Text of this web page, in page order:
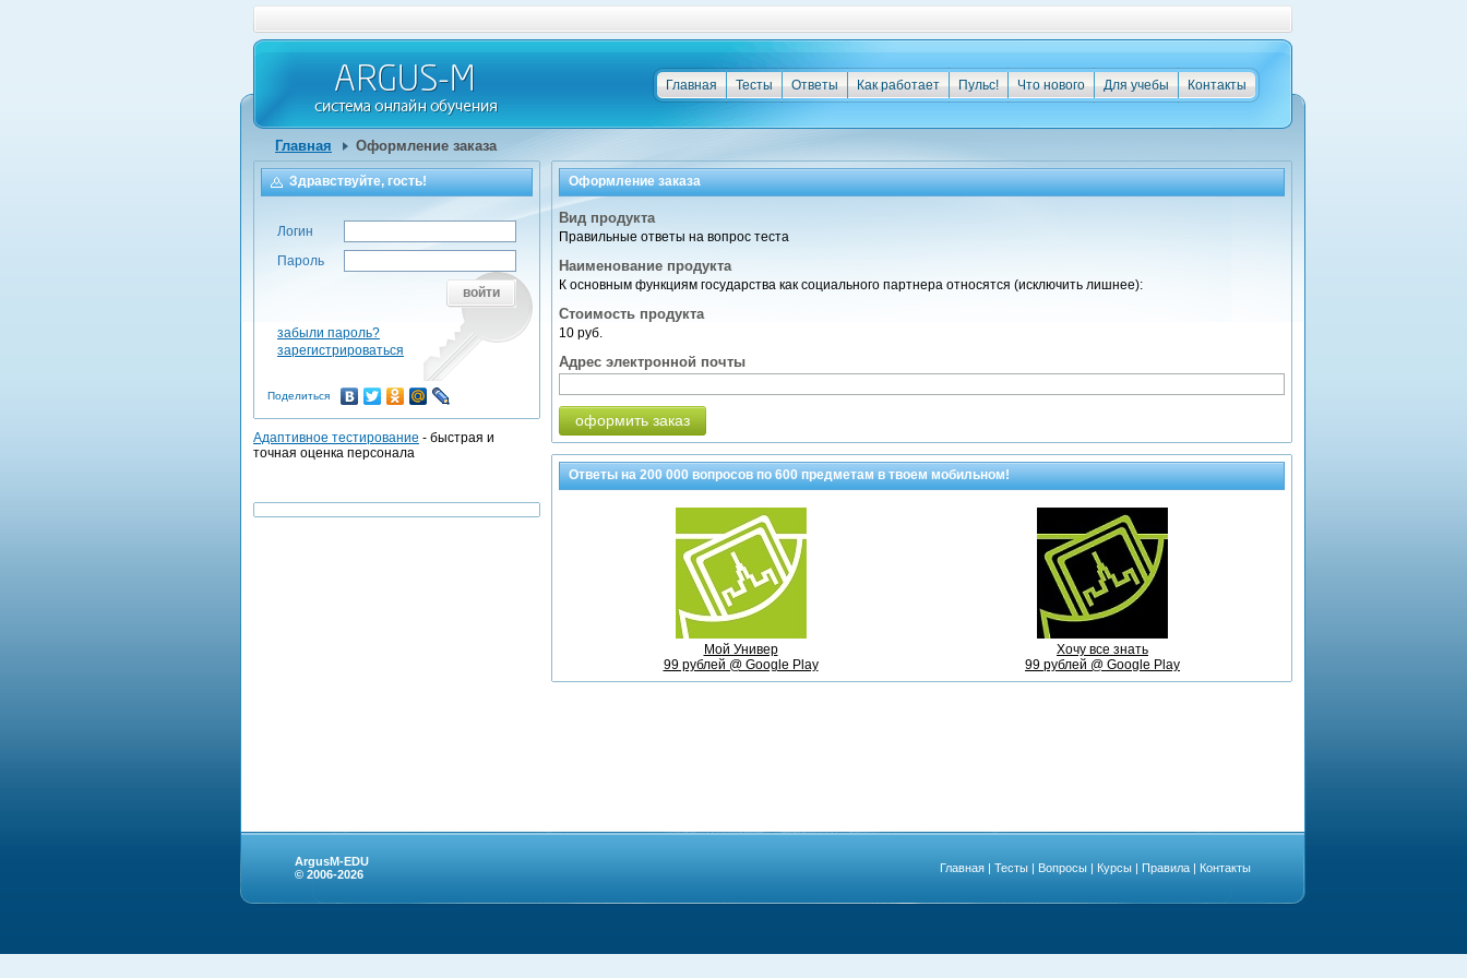
Контакты
Для учебы
Что нового
Пульс!
Как работает
Ответы
Тесты
Главная
Главная Оформление заказа
Оформление заказа
Вид продукта
Правильные ответы на вопрос теста
Наименование продукта
К основным функциям государства как социального партнера относятся (исключить лишнее):
Стоимость продукта
10 руб.
Адрес электронной почты
оформить заказ
Ответы на200 000вопросов по600 предметамв твоем мобильном!
Мой Универ
99 рублей @ Google Play
Хочу все знать
99 рублей @ Google Play
Здравствуйте, гость!
Логин
Пароль
войти
забыли пароль?
зарегистрироваться
Поделиться
Адаптивное тестирование - быстрая и
точная оценка персонала
ArgusM-EDU
© 2006-2026
Главная | Тесты | Вопросы | Курсы | Правила | Контакты